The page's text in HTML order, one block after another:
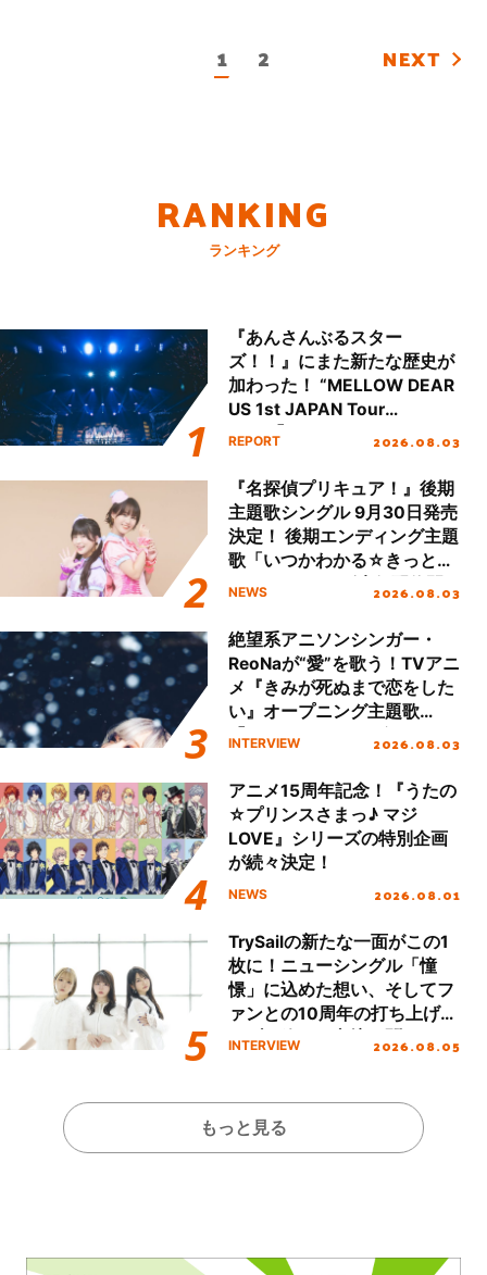
1 2 NEXT
RANKING
ランキング
『あんさんぶるスター
ズ！！』にまた新たな歴史が
加わった！ “MELLOW DEAR
US 1st JAPAN Tour
Final「NICE to meet YOU
ート!!
REPORT 2026.08.03
『名探偵プリキュア！』後期
主題歌シングル 9月30日発売
決定！ 後期エンディング主題
歌「いつかわかる☆きっとあ
える」TVサイズ先行配信開
NEWS 2026.08.03
絶望系アニソンシンガー・
ReoNaが“愛”を歌う！TVアニ
メ『きみが死ぬまで恋をした
い』オープニング主題歌
「Amore」インタビュー
INTERVIEW 2026.08.03
アニメ15周年記念！『うたの
☆プリンスさまっ♪ マジ
LOVE』シリーズの特別企画
が続々決定！
NEWS 2026.08.01
TrySailの新たな一面がこの1
枚に！ニューシングル「憧
憬」に込めた想い、そしてフ
ァンとの10周年の打ち上げラ
イブを終えた心境を聞いた。
INTERVIEW 2026.08.05
もっと見る